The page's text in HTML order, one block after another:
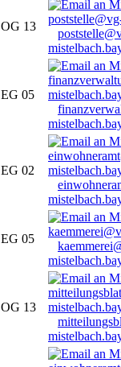
OG 13
EG 05
EG 02
EG 05
OG 13